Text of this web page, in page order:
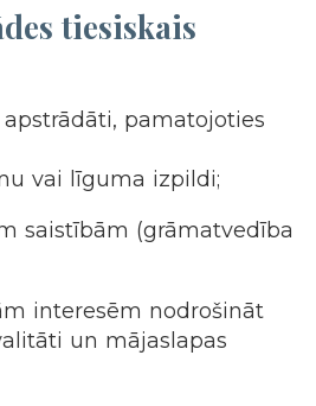
tiesiskais
pamatojoties
vai līguma izpildi;
saistībām (grāmatvedība
interesēm nodrošināt
un mājaslapas